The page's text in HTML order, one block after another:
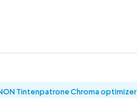
Tintenpatrone Chroma optimizer